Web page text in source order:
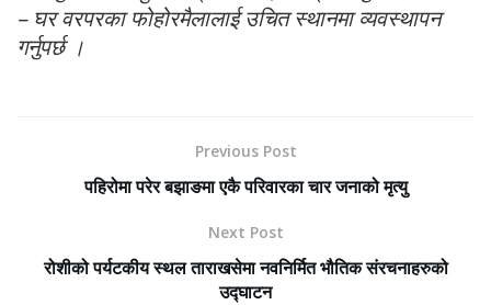
– घर वरपरका फोहोरमैलालाई उचित स्थानमा व्यवस्थापन
गर्नुपर्छ ।
Previous Post
पहिरोमा परेर बझाङमा एकै परिवारका चार जनाको मृत्यु
Next Post
रोशीको पर्यटकीय स्थल ताराखसेमा नवनिर्मित भौतिक संरचनाहरुको
उद्घाटन